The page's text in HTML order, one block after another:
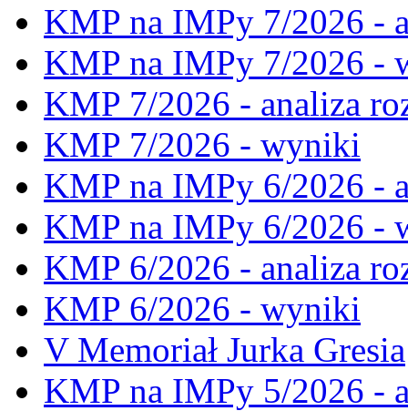
KMP na IMPy 7/2026 -
KMP na IMPy 7/2026 -
KMP 7/2026 - analiza
KMP 7/2026 - wyniki
KMP na IMPy 6/2026 -
KMP na IMPy 6/2026 -
KMP 6/2026 - analiza
KMP 6/2026 - wyniki
V Memoriał Jurka Gresia
KMP na IMPy 5/2026 -